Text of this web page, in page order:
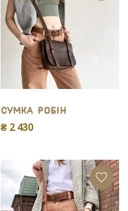
Сумка Робiн
₴ 2 430